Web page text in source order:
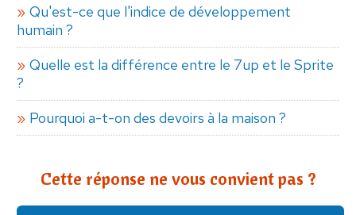
Qu'est-ce que l'indice de développement
humain ?
Quelle est la différence entre le 7up et le Sprite
?
Pourquoi a-t-on des devoirs à la maison ?
Cette réponse ne vous convient pas ?